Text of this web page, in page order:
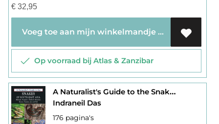
€32,95
Voeg toe aan mijn winkelmandje
Op voorraad bij Atlas & Zanzibar
A Naturalist's Guide to the Snakes of South-East Asia
Indraneil Das
176 pagina's